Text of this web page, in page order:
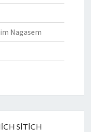
Nagasem
SÍTÍCH